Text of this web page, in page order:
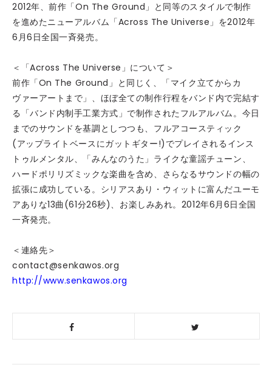
2012年、前作「On The Ground」と同等のスタイルで制作
を進めたニューアルバム「Across The Universe」を2012年
6月6日全国一斉発売。
＜「Across The Universe」について＞
前作「On The Ground」と同じく、「マイク立てからカ
ヴァーアートまで」、ほぼ全ての制作行程をバンド内で完結す
る「バンド内制手工業方式」で制作されたフルアルバム。今日
までのサウンドを基調としつつも、フルアコースティック
(アップライトベースにガットギター!)でプレイされるインス
トゥルメンタル、「みんなのうた」ライクな童謡チューン、
ハードポリリズミックな楽曲を含め、さらなるサウンドの幅の
拡張に成功している。シリアスあり・ウィットに富んだユーモ
アありな13曲(61分26秒)、お楽しみあれ。2012年6月6日全国
一斉発売。
＜連絡先＞
contact@senkawos.org
http://www.senkawos.org